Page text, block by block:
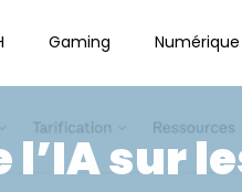
Gaming Numérique
sur